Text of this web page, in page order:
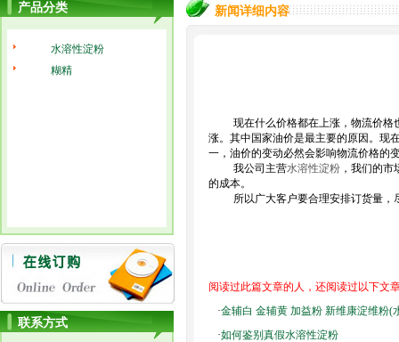
产品分类
水溶性淀粉
糊精
联系方式
新闻详细内容
现在什么价格都在上涨，物流价
涨。其中国家油价是最主要的原因。现
一，油价的变动必然会影响物流价格的
我公司主营水溶性淀粉 ，我们的
的成本。
所以广大客户要合理安排订货量
阅读过此篇文章的人，还阅读过以下文
·金辅白 金辅黄 加益粉 新维康淀维粉(
·如何鉴别真假水溶性淀粉